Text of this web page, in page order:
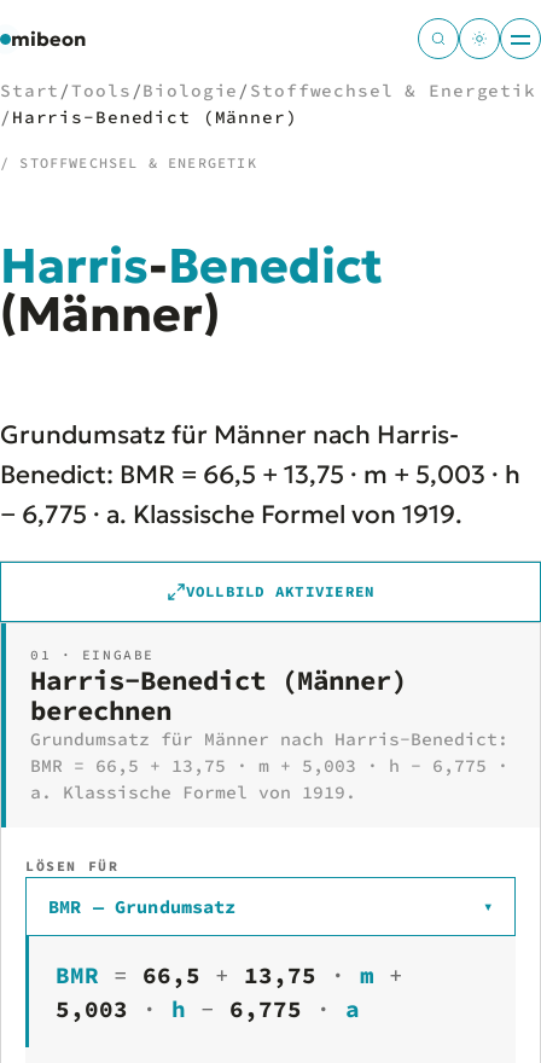
mibeon
01 Start
02MB
03Projekte
06Tools
Welten
Start /Tools /Biologie / Stoffwechsel & Energetik
/ Harris-Benedict (Männer)
/ STOFFWECHSEL & ENERGETIK
Harris-Benedict
(Männer)
Grundumsatz für Männer nach Harris-
Benedict: BMR = 66,5 + 13,75 · m + 5,003 · h
− 6,775 · a. Klassische Formel von 1919.
VOLLBILD AKTIVIEREN
01 · EINGABE
Harris-Benedict (Männer)
berechnen
Grundumsatz für Männer nach Harris-Benedict:
BMR = 66,5 + 13,75 · m + 5,003 · h − 6,775 ·
a. Klassische Formel von 1919.
LÖSEN FÜR
BMR — Grundumsatz ▾
BMR = 66,5 + 13,75 · m +
5,003
· h − 6,775 · a